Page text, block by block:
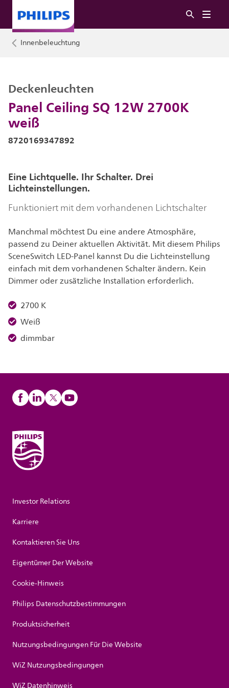
Innenbeleuchtung
Panel Ceiling SQ 12W 2700K
weiß
Deckenleuchten
8720169347892
Eine Lichtquelle. Ihr Schalter. Drei
Lichteinstellungen.
Funktioniert mit dem vorhandenen Lichtschalter
Manchmal möchtest Du eine andere Atmosphäre,
passend zu Deiner aktuellen Aktivität. Mit diesem Philips
SceneSwitch LED-Panel kannst Du die Lichteinstellung
einfach mit dem vorhandenen Schalter ändern. Kein
Dimmer oder zusätzliche Installation erforderlich.
2700 K
Weiß
dimmbar
Investor Relations
Karriere
Kontaktieren Sie Uns
Eigentümer Der Website
Cookie-Hinweis
Philips Datenschutzbestimmungen
Produktsicherheit
Nutzungsbedingungen Für Die Website
WiZ Nutzungsbedingungen